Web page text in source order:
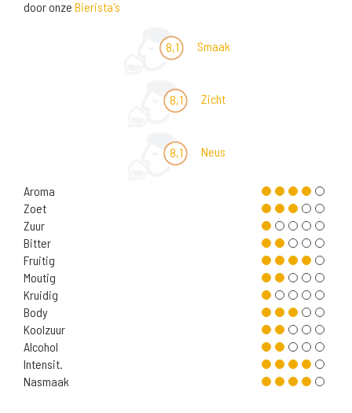
door onze Bierista's
8,1 Smaak
8,1 Zicht
8,1 Neus
Aroma
Zoet
Zuur
Bitter
Fruitig
Moutig
Kruidig
Body
Koolzuur
Alcohol
Intensit.
Nasmaak